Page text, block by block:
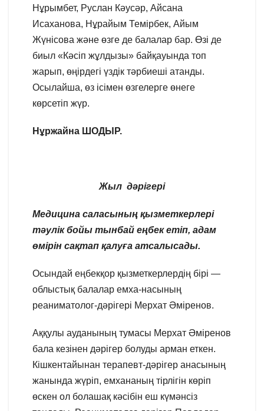
Нұрымбет, Руслан Кәусәр, Айсана
Исаханова, Нұрайым Темірбек, Айым
Жүнісова және өзге де балалар бар. Өзі де
биыл «Кәсіп жұлдызы» байқауында топ
жарып, өңірдегі үздік тәрбиеші атанды.
Осылайша, өз ісімен өзгелерге өнеге
көрсетіп жүр.
Нұржайна ШОДЫР.
Жыл дәрігері
Медицина саласының қызметкерлері
тәулік бойы тынбай еңбек етіп, адам
өмірін сақтап қалуға атсалысады.
Осындай еңбекқор қызметкерлердің бірі —
облыстық балалар емха-насының
реаниматолог-дәрігері Мерхат Әміренов.
Аққулы ауданының тумасы Мерхат Әміренов
бала кезінен дәрігер болуды арман еткен.
Кішкентайынан терапевт-дәрігер анасының
жанында жүріп, емхананың тірлігін көріп
өскен ол болашақ кәсібін еш күмәнсіз